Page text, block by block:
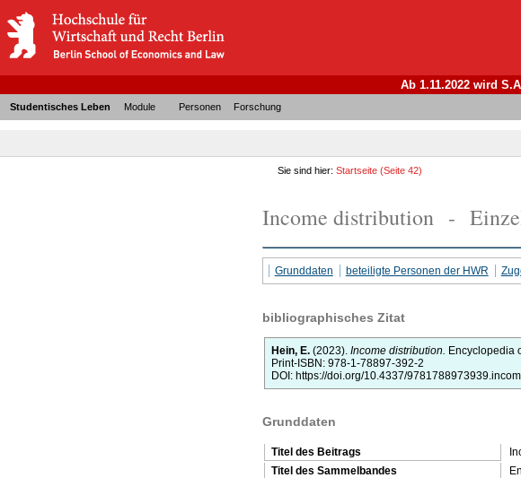
Ab 1.11.2022 wird
Studentisches Leben Module Personen Forschung
Sie sind hier:Startseite (Seite 42)
Income distribution -
Grunddaten beteiligte Personen der HWR
bibliographisches Zitat
Hein, E. (2023). Income distribution. Encyclopedia
Print-ISBN: 978-1-78897-392-2
DOI: https://doi.org/10.4337/
Grunddaten
Titel des Beitrags
Titel des Sammelbandes